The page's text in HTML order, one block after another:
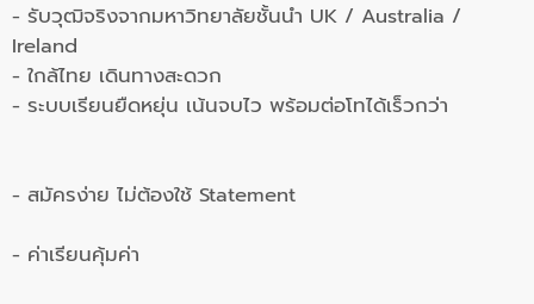
- รับวุฒิจริงจากมหาวิทยาลัยชั้นนำ UK / Australia /
Ireland
- ใกล้ไทย เดินทางสะดวก
- ระบบเรียนยืดหยุ่น เน้นจบไว พร้อมต่อโทได้เร็วกว่า
- สมัครง่าย ไม่ต้องใช้ Statement
- ค่าเรียนคุ้มค่า